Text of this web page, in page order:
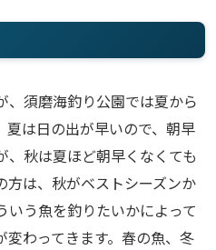
、須磨海釣り公園では夏から
夏は日の出が早いので、朝早
、秋は夏ほど朝早くなくても
方は、秋がベストシーズンか
いう魚を釣りたいかによって
わってきます。春の魚、冬